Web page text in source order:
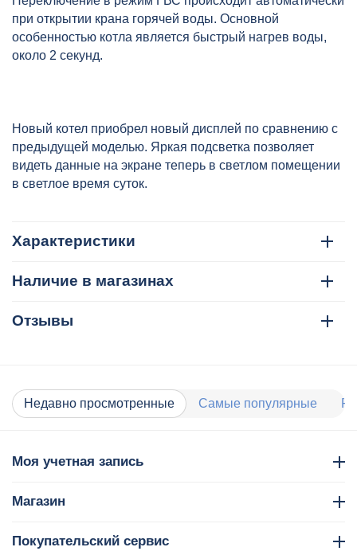
при открытии крана горячей воды. Основной
особенностью котла является быстрый нагрев воды,
около 2 секунд.
Новый котел приобрел новый дисплей по сравнению с
предыдущей моделью. Яркая подсветка позволяет
видеть данные на экране теперь в светлом помещении
в светлое время суток.
Характеристики
Наличие в магазинах
Отзывы
Недавно просмотренные Самые популярные
Моя учетная запись
Магазин
Покупательский сервис